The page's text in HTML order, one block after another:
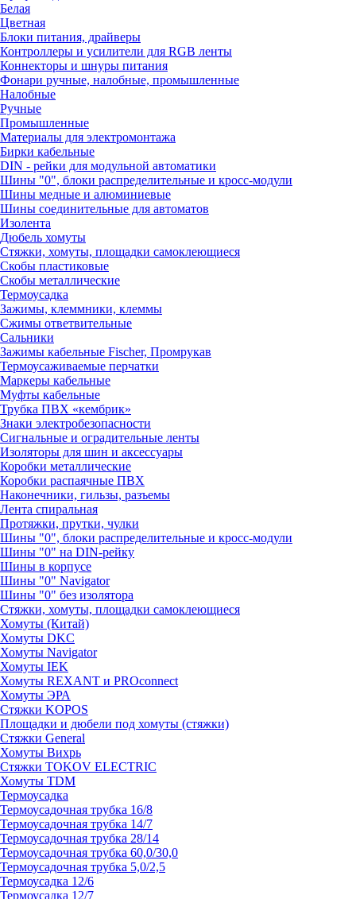
Белая
Цветная
Блоки питания, драйверы
Контроллеры и усилители для RGB ленты
Коннекторы и шнуры питания
Фонари ручные, налобные, промышленные
Налобные
Ручные
Промышленные
Материалы для электромонтажа
Бирки кабельные
DIN - рейки для модульной автоматики
Шины "0", блоки распределительные и кросс-модули
Шины медные и алюминиевые
Шины соединительные для автоматов
Изолента
Дюбель хомуты
Стяжки, хомуты, площадки самоклеющиеся
Скобы пластиковые
Скобы металлические
Термоусадка
Зажимы, клеммники, клеммы
Сжимы ответвительные
Сальники
Зажимы кабельные Fischer, Промрукав
Термоусаживаемые перчатки
Маркеры кабельные
Муфты кабельные
Трубка ПВХ «кембрик»
Знаки электробезопасности
Сигнальные и оградительные ленты
Изоляторы для шин и аксессуары
Коробки металлические
Коробки распаячные ПВХ
Наконечники, гильзы, разъемы
Лента спиральная
Протяжки, прутки, чулки
Шины "0", блоки распределительные и кросс-модули
Шины "0" на DIN-рейку
Шины в корпусе
Шины "0" Navigator
Шины "0" без изолятора
Стяжки, хомуты, площадки самоклеющиеся
Хомуты (Китай)
Хомуты DKC
Хомуты Navigator
Хомуты IEK
Хомуты REXANT и PROconnect
Хомуты ЭРА
Стяжки KOPOS
Площадки и дюбели под хомуты (стяжки)
Стяжки General
Хомуты Вихрь
Стяжки TOKOV ELECTRIC
Хомуты TDM
Термоусадка
Термоусадочная трубка 16/8
Термоусадочная трубка 14/7
Термоусадочная трубка 28/14
Термоусадочная трубка 60,0/30,0
Термоусадочная трубка 5,0/2,5
Термоусадка 12/6
Термоусадка 12/7